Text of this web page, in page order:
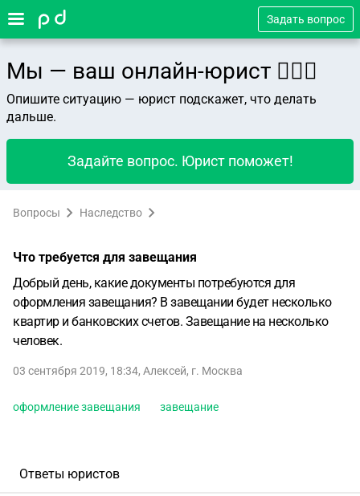
Задать вопрос
Мы — ваш онлайн-юрист 👨🏻‍⚖️
Опишите ситуацию — юрист подскажет, что делать
дальше.
Задайте вопрос. Юрист поможет!
Вопросы Наследство
Что требуется для завещания
Добрый день, какие документы потребуются для
оформления завещания? В завещании будет несколько
квартир и банковских счетов. Завещание на несколько
человек.
03 сентября 2019, 18:34, Алексей, г. Москва
оформление завещания завещание
Ответы юристов